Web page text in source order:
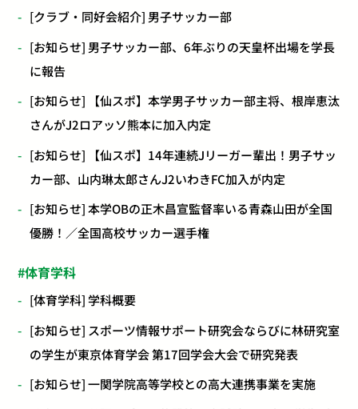
[クラブ・同好会紹介] 男子サッカー部
[お知らせ] 男子サッカー部、6年ぶりの天皇杯出場を学長
に報告
[お知らせ] 【仙スポ】本学男子サッカー部主将、根岸恵汰
さんがJ2ロアッソ熊本に加入内定
[お知らせ] 【仙スポ】14年連続Jリーガー輩出！男子サッ
カー部、山内琳太郎さんJ2いわきFC加入が内定
[お知らせ] 本学OBの正木昌宣監督率いる青森山田が全国
優勝！／全国高校サッカー選手権
体育学科
[体育学科] 学科概要
[お知らせ] スポーツ情報サポート研究会ならびに林研究室
の学生が東京体育学会 第17回学会大会で研究発表
[お知らせ] 一関学院高等学校との高大連携事業を実施